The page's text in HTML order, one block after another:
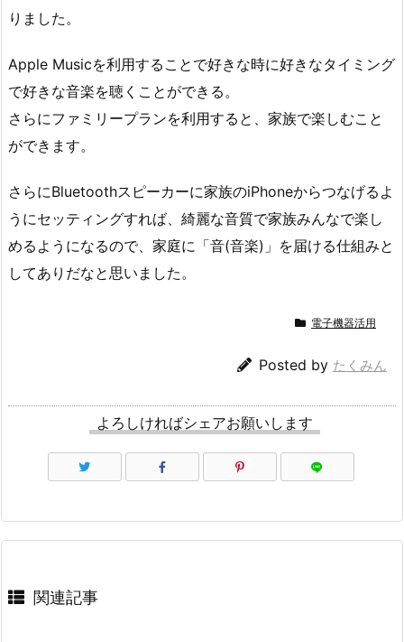
りました。
Apple Musicを利用することで好きな時に好きなタイミング
で好きな音楽を聴くことができる。
さらにファミリープランを利用すると、家族で楽しむこと
ができます。
さらにBluetoothスピーカーに家族のiPhoneからつなげるよ
うにセッティングすれば、綺麗な音質で家族みんなで楽し
めるようになるので、家庭に「音(音楽)」を届ける仕組みと
してありだなと思いました。
電子機器活用
Posted by たくみん
よろしければシェアお願いします
関連記事